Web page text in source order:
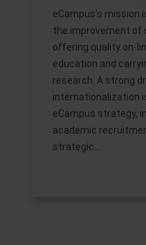
eCampus’s
the improvement of
offering quality on-
education and
research. A strong
internationalization
eCampus strategy,
academic
strategic...